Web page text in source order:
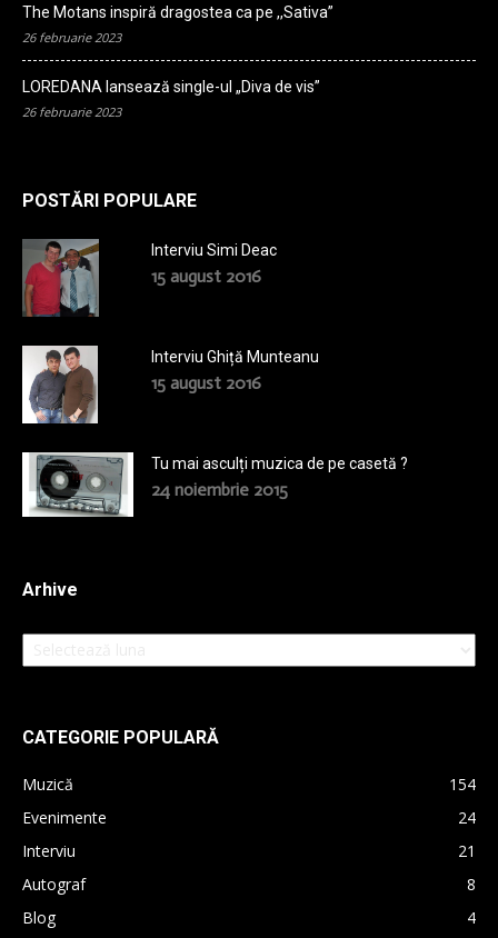
The Motans inspiră dragostea ca pe ,,Sativa”
26 februarie 2023
LOREDANA lansează single-ul „Diva de vis”
26 februarie 2023
POSTĂRI POPULARE
Interviu Simi Deac
15 august 2016
Interviu Ghiță Munteanu
15 august 2016
Tu mai asculți muzica de pe casetă ?
24 noiembrie 2015
Arhive
Arhive
CATEGORIE POPULARĂ
Muzică
154
Evenimente
24
Interviu
21
Autograf
8
Blog
4